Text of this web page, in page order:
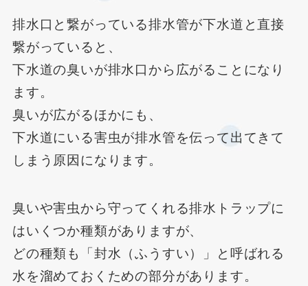
排水口と繋がっている排水管が下水道と直接
繋がっていると、
下水道の臭いが排水口から広がることになり
ます。
臭いが広がるほかにも、
下水道にいる害虫が排水管を伝って出てきて
しまう原因になります。
臭いや害虫から守ってくれる排水トラップに
はいくつか種類がありますが、
どの種類も「封水（ふうすい）」と呼ばれる
水を溜めておくための部分があります。